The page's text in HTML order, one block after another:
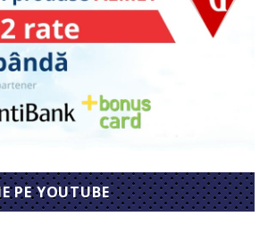
PE YOUTUBE